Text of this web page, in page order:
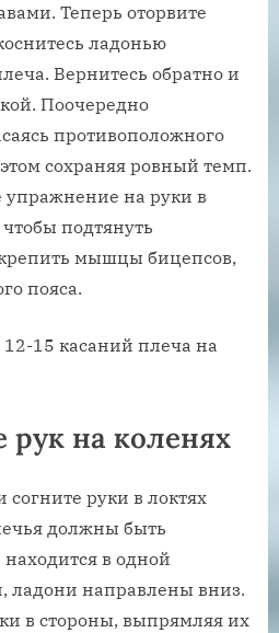
Теперь оторвите
ладонью
Вернитесь обратно и
Поочередно
противоположного
сохраняя ровный темп.
упражнение на руки в
подтянуть
мышцы бицепсов,
пояса.
12-15 касаний плеча на
рук на коленях
согните руки в локтях
должны быть
в одной
ладони направлены вниз.
в стороны, выпрямляя их